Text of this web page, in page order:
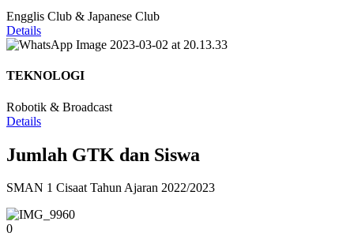
Engglis Club & Japanese Club
Details
TEKNOLOGI
Robotik & Broadcast
Details
Jumlah GTK dan Siswa
SMAN 1 Cisaat Tahun Ajaran 2022/2023
0